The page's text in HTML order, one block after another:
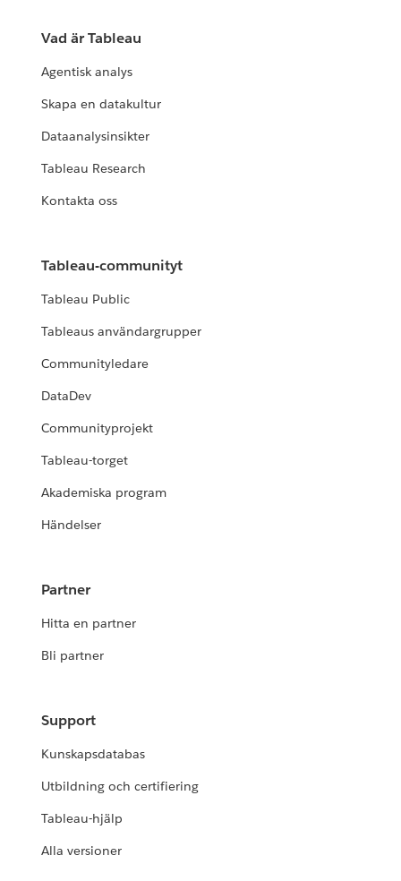
Vad är Tableau
Agentisk analys
Skapa en datakultur
Dataanalysinsikter
Tableau Research
Kontakta oss
Tableau-communityt
Tableau Public
Tableaus användargrupper
Communityledare
DataDev
Communityprojekt
Tableau-torget
Akademiska program
Händelser
Partner
Hitta en partner
Bli partner
Support
Kunskapsdatabas
Utbildning och certifiering
Tableau-hjälp
Alla versioner